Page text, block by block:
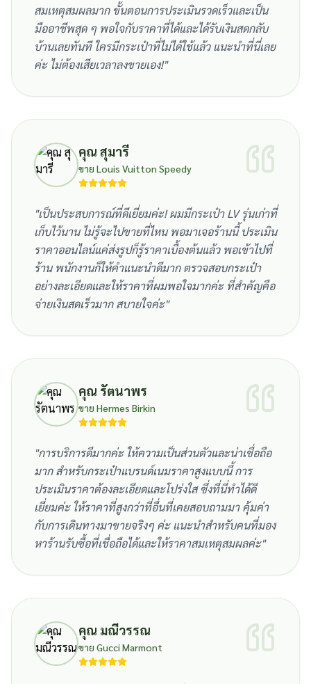
สมเหตุสมผลมาก ขั้นตอนการประเมินรวดเร็วและเป็น
มืออาชีพสุด ๆ พอใจกับราคาที่ได้และได้รับเงินสดกลับ
บ้านเลยทันที ใครมีกระเป๋าที่ไม่ได้ใช้แล้ว แนะนำที่นี่เลย
ค่ะ ไม่ต้องเสียเวลาลงขายเอง!"
คุณ สุมารี
ขาย Louis Vuitton Speedy
"เป็นประสบการณ์ที่ดีเยี่ยมค่ะ! ผมมีกระเป๋า LV รุ่นเก่าที่
เก็บไว้นาน ไม่รู้จะไปขายที่ไหน พอมาเจอร้านนี้ ประเมิน
ราคาออนไลน์แค่ส่งรูปก็รู้ราคาเบื้องต้นแล้ว พอเข้าไปที่
ร้าน พนักงานก็ให้คำแนะนำดีมาก ตรวจสอบกระเป๋า
อย่างละเอียดและให้ราคาที่ผมพอใจมากค่ะ ที่สำคัญคือ
จ่ายเงินสดเร็วมาก สบายใจค่ะ"
คุณ รัตนาพร
ขาย Hermes Birkin
"การบริการดีมากค่ะ ให้ความเป็นส่วนตัวและน่าเชื่อถือ
มาก สำหรับกระเป๋าแบรนด์เนมราคาสูงแบบนี้ การ
ประเมินราคาต้องละเอียดและโปร่งใส ซึ่งที่นี่ทำได้ดี
เยี่ยมค่ะ ให้ราคาที่สูงกว่าที่อื่นที่เคยสอบถามมา คุ้มค่า
กับการเดินทางมาขายจริงๆ ค่ะ แนะนำสำหรับคนที่มอง
หาร้านรับซื้อที่เชื่อถือได้และให้ราคาสมเหตุสมผลค่ะ"
คุณ มณีวรรณ
ขาย Gucci Marmont